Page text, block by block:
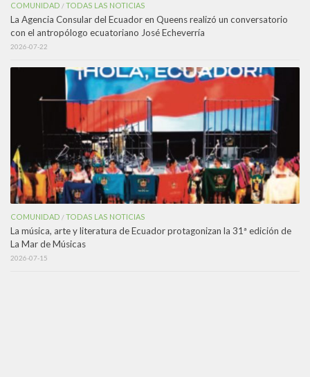
COMUNIDAD /TODAS LAS NOTICIAS
La Agencia Consular del Ecuador en Queens realizó un conversatorio
con el antropólogo ecuatoriano José Echeverría
2026-07-22
COMUNIDAD /TODAS LAS NOTICIAS
La música, arte y literatura de Ecuador protagonizan la 31ª edición de
La Mar de Músicas
2026-07-15